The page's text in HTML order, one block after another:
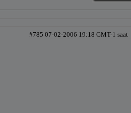
#785 07-02-2006 19:18 GMT-1 saat